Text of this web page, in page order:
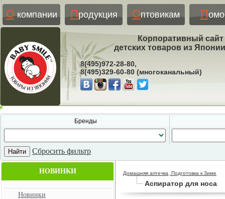
Окомпании Продукция Оптовикам П
Корпоративный
детских товаров из
8(495)972-28-80,
8(495)329-60-80 (многоканальный)
Бренды
Сбросить фильтр
НОВИНКИ
Новинки
Домашняя аптечка, Подготовка к Зиме
Аспиратор для носа